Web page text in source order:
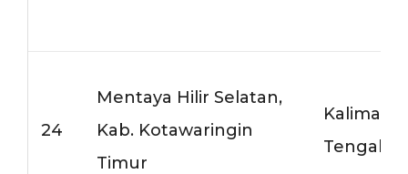
24
Mentaya Hilir Selatan,
Kab. Kotawaringin
Timur
Tengah